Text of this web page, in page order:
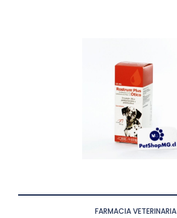
FARMACIA VETERINARIA